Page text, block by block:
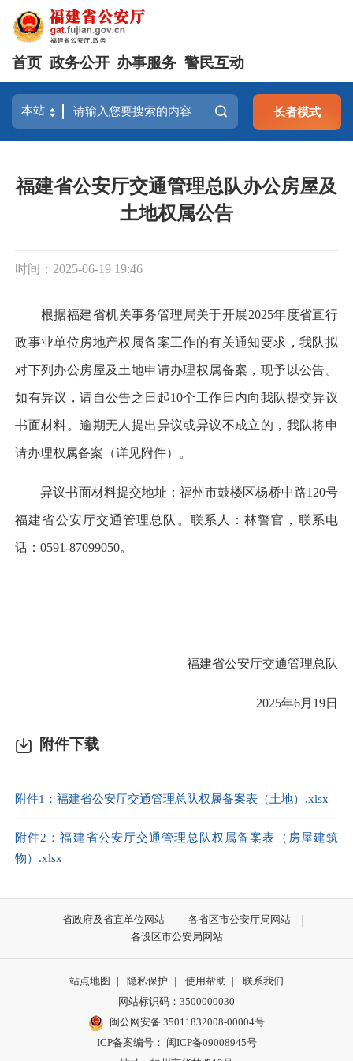
首页 政务公开 办事服务 警民互动
长者模式
福建省公安厅交通管理总队办公房屋及
土地权属公告
时间：2025-06-19 19:46
根据福建省机关事务管理局关于开展2025年度省直行
政事业单位房地产权属备案工作的有关通知要求，我队拟
对下列办公房屋及土地申请办理权属备案，现予以公告。
如有异议，请自公告之日起10个工作日内向我队提交异议
书面材料。逾期无人提出异议或异议不成立的，我队将申
请办理权属备案（详见附件）。
异议书面材料提交地址：福州市鼓楼区杨桥中路120号
福建省公安厅交通管理总队。联系人：林警官，联系电
话：0591-87099050。
福建省公安厅交通管理总队
2025年6月19日
附件下载
附件1：福建省公安厅交通管理总队权属备案表（土地）.xlsx
附件2：福建省公安厅交通管理总队权属备案表（房屋建筑
物）.xlsx
省政府及省直单位网站
各省区市公安厅局网站
各设区市公安局网站
站点地图 | 隐私保护 | 使用帮助 |
联系我们
网站标识码：3500000030
闽公网安备 35011832008-00004号
ICP备案编号： 闽ICP备09008945号